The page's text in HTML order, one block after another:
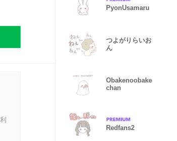
PyonUsamaru
つよがりらいお
ん
Obakenoobake
chan
Redfans2